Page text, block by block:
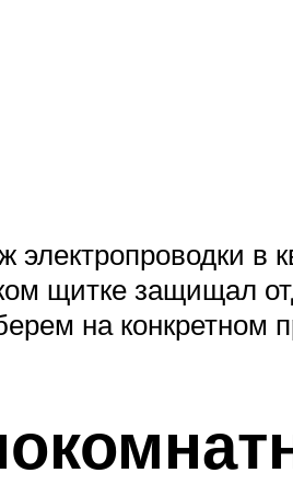
в
щитке защищал
на конкретном